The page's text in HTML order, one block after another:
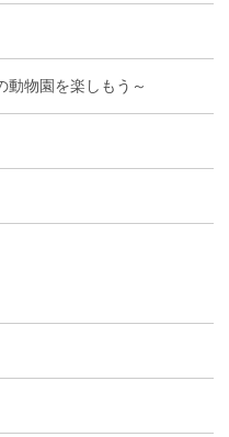
物園を楽しもう～